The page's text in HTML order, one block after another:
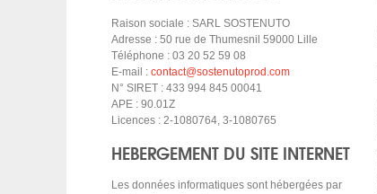
Raison sociale : SARL SOSTENUTO
Adresse : 50 rue de Thumesnil 59000 Lille
Téléphone : 03 20 52 59 08
E-mail : contact@sostenutoprod.com
N° SIRET : 433 994 845 00041
APE : 90.01Z
Licences : 2-1080764, 3-1080765
HEBERGEMENT DU SITE INTERNET
Les données informatiques sont hébergées par